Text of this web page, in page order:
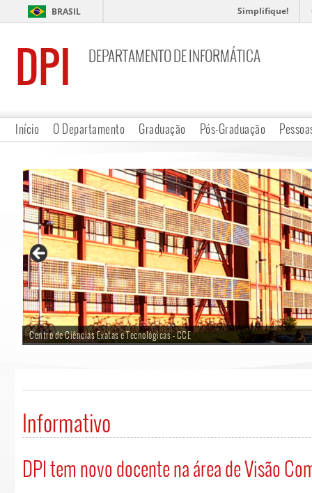
BRASIL Simplifique!
DPI DEPARTAMENTO DE INFORMÁTICA
Início O Departamento Graduação Pós-Graduação
Centro de Ciências Exatas e Tecnológicas - CCE
Informativo
DPI tem novo docente na área de Visão